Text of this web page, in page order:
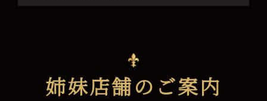
姉妹店舗のご案内